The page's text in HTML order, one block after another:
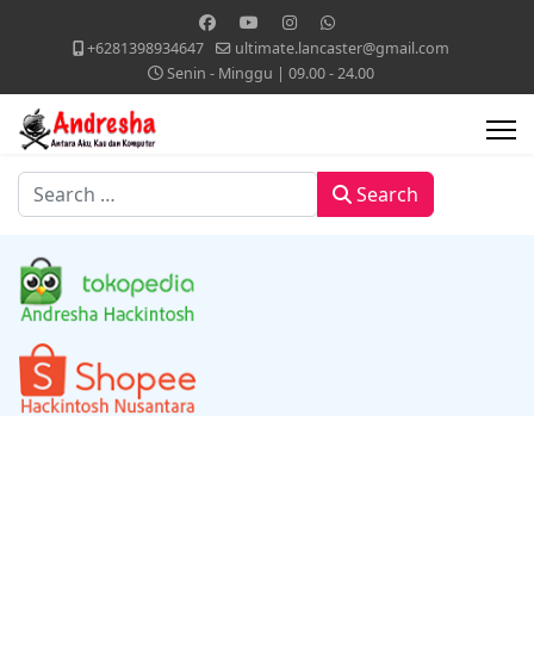
+6281398934647
ultimate.lancaster@gmail.com
Senin - Minggu | 09.00 - 24.00
Search Search